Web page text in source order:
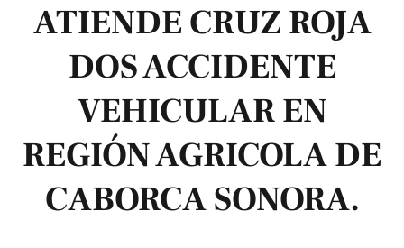
ATIENDE CRUZ ROJA
DOS ACCIDENTE
VEHICULAR EN
REGIÓN AGRICOLA DE
CABORCA SONORA.